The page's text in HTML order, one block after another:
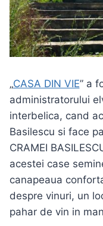
„CASA DIN VIE” a
administratorului
interbelica, cand
Basilescu si face
CRAMEI
acestei case
canapeaua
despre vinuri, un
pahar de vin in